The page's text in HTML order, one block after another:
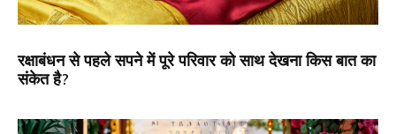
रक्षाबंधन से पहले सपने में पूरे परिवार को साथ देखना किस बात का
संकेत है?